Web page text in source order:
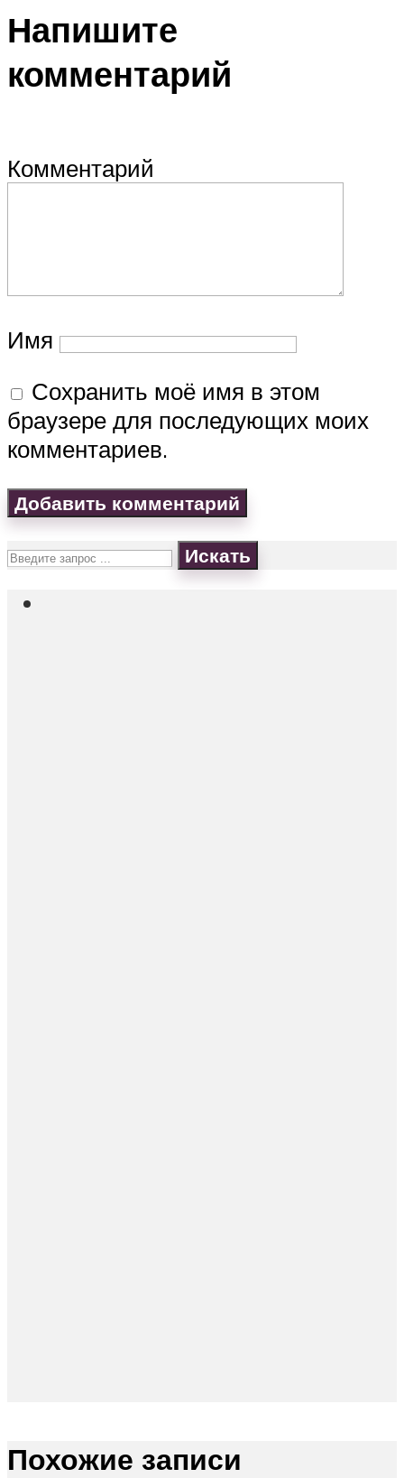
Напишите
комментарий
Комментарий
Имя
Сохранить моё имя в этом
браузере для последующих моих
комментариев.
Искать
Похожие записи